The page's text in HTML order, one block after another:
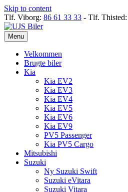
Skip to content
Tlf. Viborg: 86 61 33 33 - Tlf. Thisted:
Menu
Velkommen
Brugte biler
Kia
Kia EV2
Kia EV3
Kia EV4
Kia EV5
Kia EV6
Kia EV9
PV5 Passenger
Kia PV5 Cargo
Mitsubishi
Suzuki
Ny Suzuki Swift
Suzuki eVitara
Suzuki Vitara